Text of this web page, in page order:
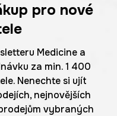
pro nové
Medicine a
za min. 1 400
Nenechte si ujít
nejnovějších
vybraných